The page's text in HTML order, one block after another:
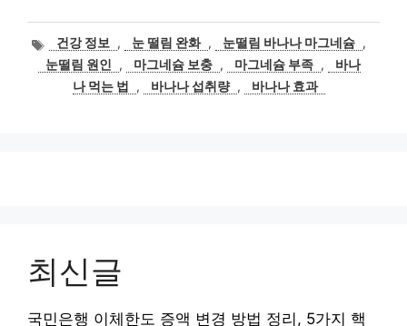
태
그
건강 정보 , 눈 떨림 완화 , 눈떨림 바나나 마그네슘 ,
눈떨림 원인
, 마그네슘 보충 , 마그네슘 부족 ,
바나
나 먹는 법
, 바나나 섭취량 , 바나나 효과
최신글
국민은행 이체한도 증액 변경 방법 정리, 5가지 핵